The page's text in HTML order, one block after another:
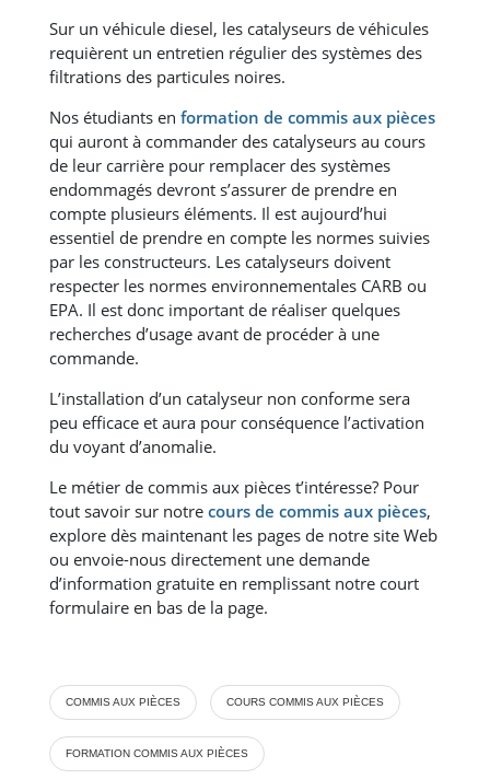
Sur un véhicule diesel, les catalyseurs de véhicules
requièrent un entretien régulier des systèmes des
filtrations des particules noires.
Nos étudiants en formation de commis aux pièces
qui auront à commander des catalyseurs au cours
de leur carrière pour remplacer des systèmes
endommagés devront s’assurer de prendre en
compte plusieurs éléments. Il est aujourd’hui
essentiel de prendre en compte les normes suivies
par les constructeurs. Les catalyseurs doivent
respecter les normes environnementales CARB ou
EPA. Il est donc important de réaliser quelques
recherches d’usage avant de procéder à une
commande.
L’installation d’un catalyseur non conforme sera
peu efficace et aura pour conséquence l’activation
du voyant d’anomalie.
Le métier de commis aux pièces t’intéresse? Pour
tout savoir sur notre cours de commis aux pièces,
explore dès maintenant les pages de notre site Web
ou envoie-nous directement une demande
d’information gratuite en remplissant notre court
formulaire en bas de la page.
COMMIS AUX PIÈCES COURS COMMIS AUX PIÈCES
FORMATION COMMIS AUX PIÈCES